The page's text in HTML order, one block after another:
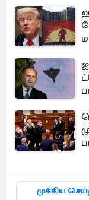
முக்கிய